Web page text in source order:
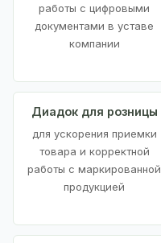
работы с цифровыми
документами в уставе
компании
Диадок для розницы
для ускорения приемки
товара и корректной
работы с маркированной
продукцией